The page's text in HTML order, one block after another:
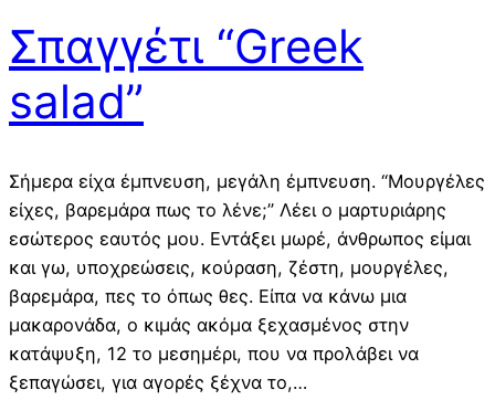
Σπαγγέτι “Greek
salad”
Σήμερα είχα έμπνευση, μεγάλη έμπνευση. “Μουργέλες
είχες, βαρεμάρα πως το λένε;” Λέει ο μαρτυριάρης
εσώτερος εαυτός μου. Εντάξει μωρέ, άνθρωπος είμαι
και γω, υποχρεώσεις, κούραση, ζέστη, μουργέλες,
βαρεμάρα, πες το όπως θες. Είπα να κάνω μια
μακαρονάδα, ο κιμάς ακόμα ξεχασμένος στην
κατάψυξη, 12 το μεσημέρι, που να προλάβει να
ξεπαγώσει, για αγορές ξέχνα το,…